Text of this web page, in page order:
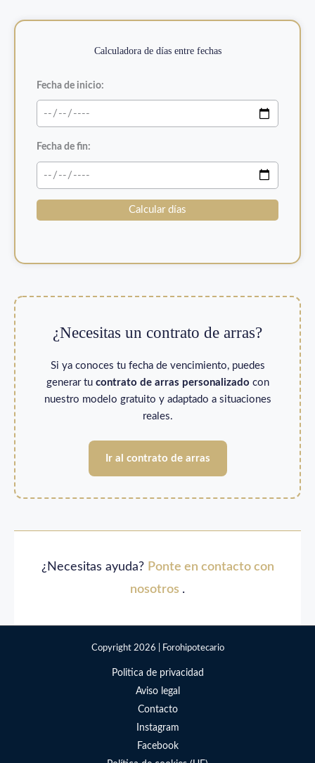
Calculadora de días entre fechas
Fecha de inicio:
Fecha de fin:
Calcular días
¿Necesitas un contrato de arras?
Si ya conoces tu fecha de vencimiento, puedes
generar tu contrato de arras personalizado con
nuestro modelo gratuito y adaptado a situaciones
reales.
Ir al contrato de arras
¿Necesitas ayuda? Ponte en contacto con
nosotros .
Copyright 2026 | Forohipotecario
Politica de privacidad
Aviso legal
Contacto
Instagram
Facebook